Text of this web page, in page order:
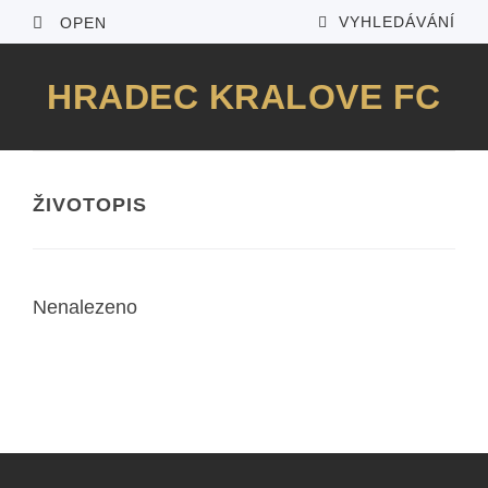
OPEN VYHLEDÁVÁNÍ
HRADEC KRALOVE FC
ŽIVOTOPIS
Nenalezeno